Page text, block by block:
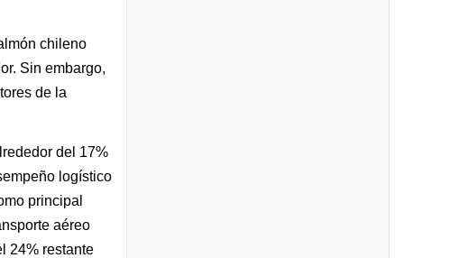
chileno
Sin embargo,
de la
del 17%
logístico
principal
aéreo
24% restante